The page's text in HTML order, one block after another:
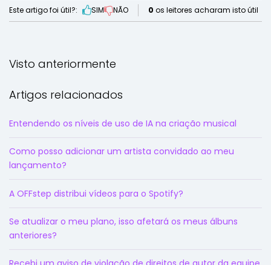
Este artigo foi útil?: SIM NÃO 0 os leitores acharam isto útil
Visto anteriormente
Artigos relacionados
Entendendo os níveis de uso de IA na criação musical
Como posso adicionar um artista convidado ao meu
lançamento?
A OFFstep distribui vídeos para o Spotify?
Se atualizar o meu plano, isso afetará os meus álbuns
anteriores?